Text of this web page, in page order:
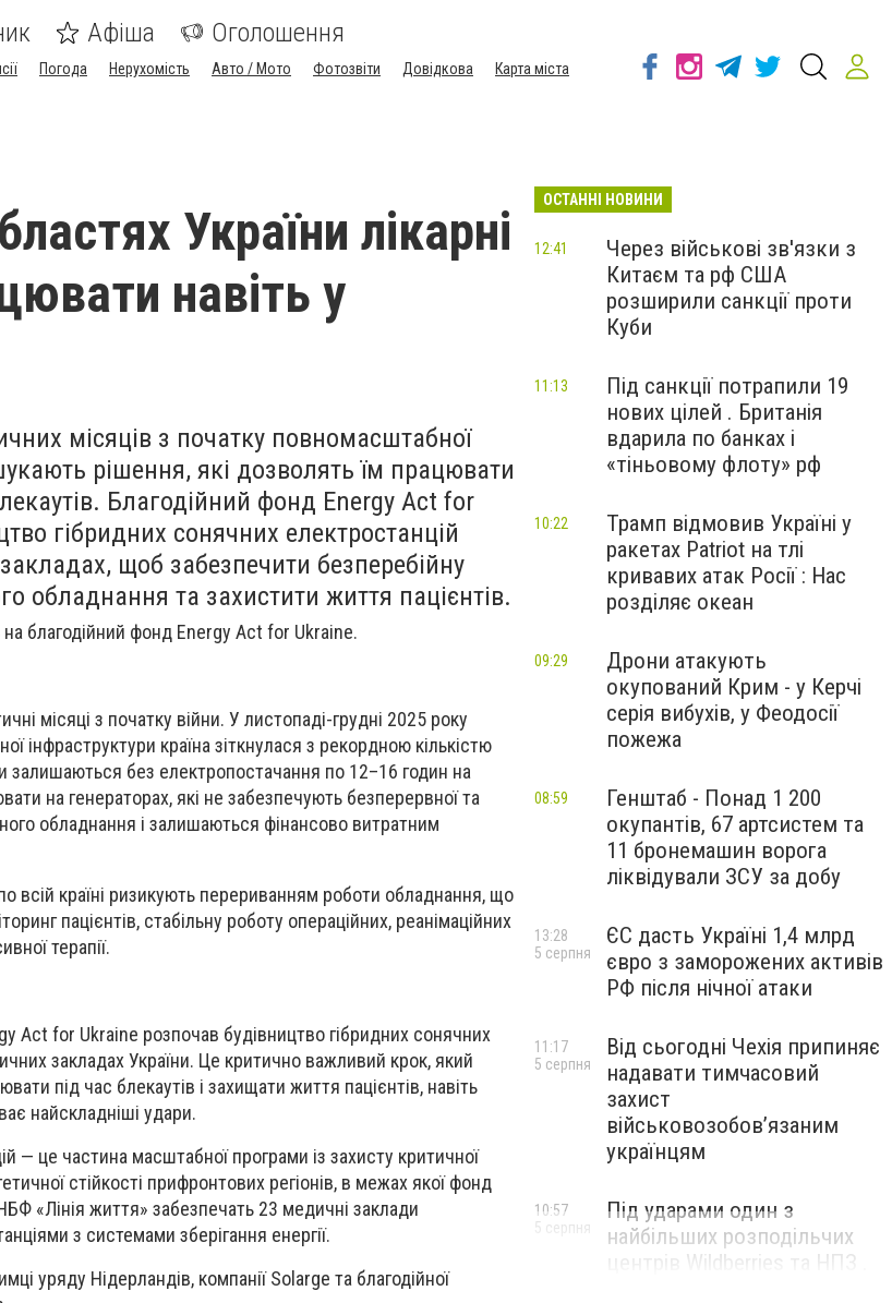
Афіша Оголошення
Погода Нерухомість Авто / Мото Фотозвіти Довідкова
Карта міста
України лікарні
навіть у
місяців з початку повномасштабної
рішення, які дозволять їм працювати
Благодійний фонд Energy Act for
гібридних сонячних електростанцій
щоб забезпечити безперебійну
обладнання та захистити життя пацієнтів.
благодійний фонд Energy Act for Ukraine.
місяці з початку війни. У листопаді-грудні 2025 року
інфраструктури країна зіткнулася з рекордною кількістю
залишаються без електропостачання по 12–16 годин на
на генераторах, які не забезпечують безперервної та
обладнання і залишаються фінансово витратним
всій країні ризикують перериванням роботи обладнання, що
пацієнтів, стабільну роботу операційних, реанімаційних
терапії.
Act for Ukraine розпочав будівництво гібридних сонячних
закладах України. Це критично важливий крок, який
під час блекаутів і захищати життя пацієнтів, навіть
найскладніші удари.
— це частина масштабної програми із захисту критичної
стійкості прифронтових регіонів, в межах якої фонд
«Лінія життя» забезпечать 23 медичні заклади
з системами зберігання енергії.
уряду Нідерландів, компанії Solarge та благодійної
ОСТАННІ НОВИНИ
Через військові зв'язки з
Китаєм та рф США
розширили санкції проти
Куби
12:41
Під санкції потрапили 19
нових цілей . Британія
вдарила по банках і
«тіньовому флоту» рф
11:13
Трамп відмовив Україні у
ракетах Patriot на тлі
кривавих атак Росії : Нас
розділяє океан
10:22
Дрони атакують
окупований Крим - у Керчі
серія вибухів, у Феодосії
пожежа
09:29
Генштаб - Понад 1 200
окупантів, 67 артсистем та
11 бронемашин ворога
ліквідували ЗСУ за добу
08:59
ЄС дасть Україні 1,4 млрд
євро з заморожених активів
РФ після нічної атаки
13:28
5 серпня
Від сьогодні Чехія припиняє
надавати тимчасовий
захист
військовозобов’язаним
українцям
11:17
5 серпня
Під ударами один з
найбільших розподільчих
центрів Wildberries та НПЗ .
10:57
5 серпня